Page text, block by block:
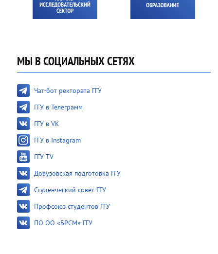
МЫ В СОЦИАЛЬНЫХ СЕТЯХ
Чат-бот ректората ГГУ
ГГУ в Телеграмм
ГГУ в VK
ГГУ в Instagram
ГГУ TV
Довузовская подготовка ГГУ
Студенческий совет ГГУ
Профсоюз студентов ГГУ
ПО ОО «БРСМ» ГГУ